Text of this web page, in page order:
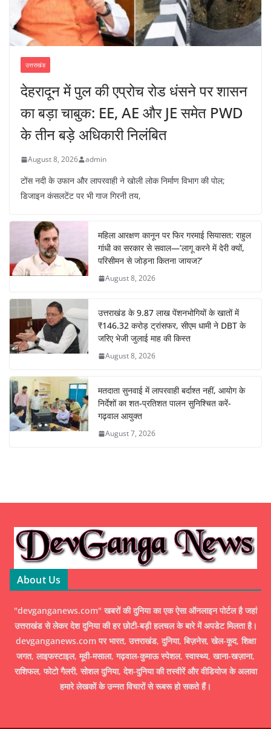
उत्तराखंड
देहरादून में पुल की एप्रोच रोड धंसने पर शासन
का बड़ा चाबुक: EE, AE और JE समेत PWD
के तीन बड़े अधिकारी निलंबित
August 8, 2026 admin
टोंस नदी के उफान और लापरवाही ने खोली लोक निर्माण विभाग की पोल;
डिजाइन कंसलटेंट पर भी गाज गिरनी तय,
महिला आरक्षण कानून पर फिर गरमाई सियासत: राहुल
गांधी का सरकार से सवाल—’लागू करने में देरी क्यों,
परिसीमन से जोड़ना कितना जायज?’
August 8, 2026
उत्तराखंड के 9.87 लाख पेंशनभोगियों के खातों में
₹146.32 करोड़ ट्रांसफर, सीएम धामी ने DBT के
जरिए भेजी जुलाई माह की किस्त
August 8, 2026
मतदाता सुनवाई में लापरवाही बर्दाश्त नहीं, आयोग के
निर्देशों का शत-प्रतिशत पालन सुनिश्चित करें-
गढ़वाल आयुक्त
August 7, 2026
About Us
"devganganews.com" खबरों की दुनिया का एक ऐसा ऑनलाइन पोर्टल है जहां
उत्तराखंड से लेकर देश दुनिया की हर छोटी-बड़ी हलचल के बारे में अपडेट मिलता है।
devganganews.com पर भारत, उत्तराखंड, दुनिया, बिज़नेस, खेल-कूद, शिक्षा
जगत, लाइफस्टाइल, मूवी-मसाला, गढ़वाल-कुमाऊ स्पेशल, स्वास्थ्य, खाना-खज़ाना,
राशिफल, फोटो गैलरी, सोशल दुनिया, देश-दुनिया की तस्वीरें और वीडियोज के अलावा
हमारे लेखकों के उन्नत विचारों से रूबरू हो सकते हैं।